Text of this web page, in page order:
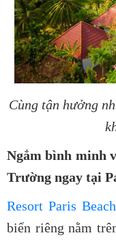
Cùng tận hưởng
Ngắm bình minh
Trường ngay tại
Resort Paris
biển riêng nằm